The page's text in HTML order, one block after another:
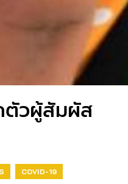
ตัวผู้สัมผัส
COVID-19